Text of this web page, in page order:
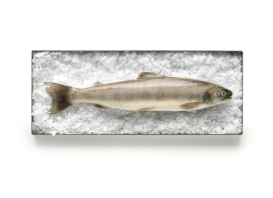
Salmerino di fonte intero ed
eviscerato